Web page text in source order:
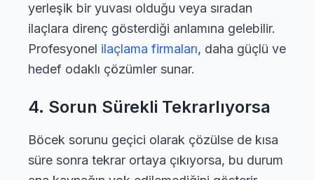
yerleşik bir yuvası olduğu veya sıradan
ilaçlara direnç gösterdiği anlamına gelebilir.
Profesyonel ilaçlama firmaları, daha güçlü ve
hedef odaklı çözümler sunar.
4. Sorun Sürekli Tekrarlıyorsa
Böcek sorunu geçici olarak çözülse de kısa
süre sonra tekrar ortaya çıkıyorsa, bu durum